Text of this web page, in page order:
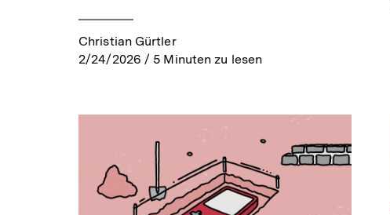
Christian Gürtler
2/24/2026 / 5 Minuten zu lesen